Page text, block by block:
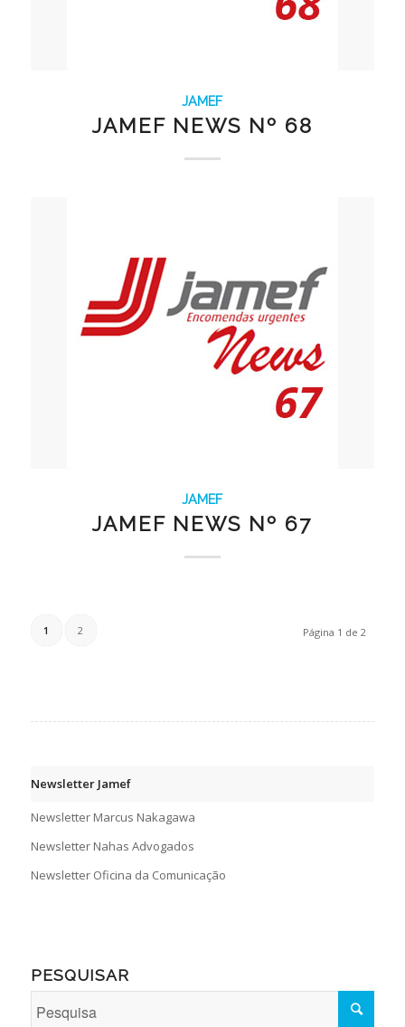
JAMEF
JAMEF NEWS Nº 68
JAMEF
JAMEF NEWS Nº 67
Página 1 de 2
1 2
Newsletter Jamef
Newsletter Marcus Nakagawa
Newsletter Nahas Advogados
Newsletter Oficina da Comunicação
PESQUISAR